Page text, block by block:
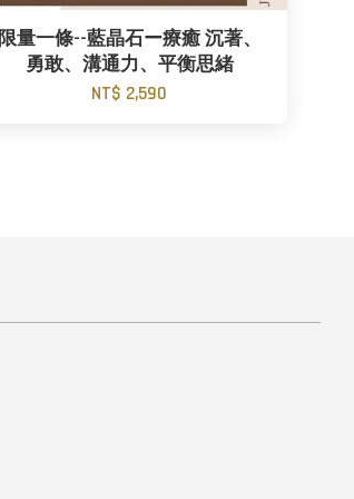
限量一條--藍晶石ー療癒 沉著、
勇敢、溝通力、平衡思緒
NT$ 2,590